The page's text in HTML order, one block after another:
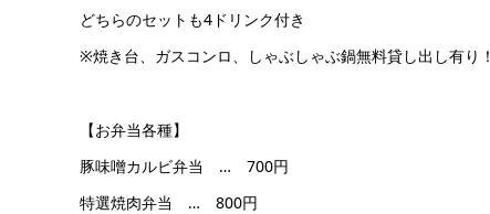
どちらのセットも4ドリンク付き
※焼き台、ガスコンロ、しゃぶしゃぶ鍋無料貸し出し有り！
【お弁当各種】
豚味噌カルビ弁当 … 700円
特選焼肉弁当 … 800円